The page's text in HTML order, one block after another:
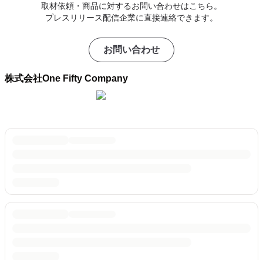
取材依頼・商品に対するお問い合わせはこちら。
プレスリリース配信企業に直接連絡できます。
お問い合わせ
株式会社One Fifty Company